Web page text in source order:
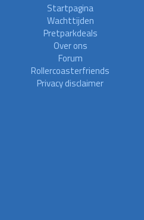
Startpagina
Wachttijden
Pretparkdeals
Over ons
Forum
Rollercoasterfriends
Privacy disclaimer